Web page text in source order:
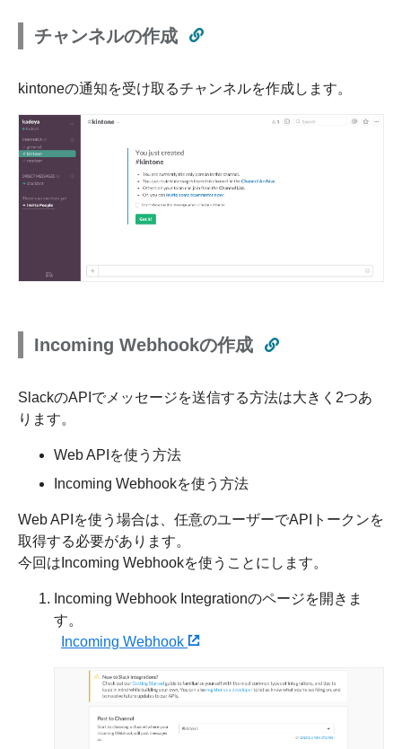
チャンネルの作成
kintoneの通知を受け取るチャンネルを作成します。
Incoming Webhookの作成
SlackのAPIでメッセージを送信する方法は大きく2つあ
ります。
Web APIを使う方法
Incoming Webhookを使う方法
Web APIを使う場合は、任意のユーザーでAPIトークンを
取得する必要があります。
今回はIncoming Webhookを使うことにします。
Incoming Webhook Integrationのページを開きま
す。
Incoming Webhook